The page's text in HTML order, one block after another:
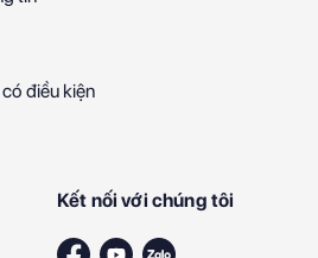
điều kiện
Kết nối với chúng tôi